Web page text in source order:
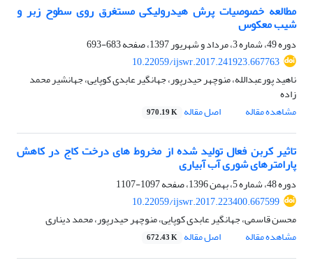
مطالعه خصوصیات پرش هیدرولیکی مستغرق روی سطوح زبر و
شیب معکوس
دوره 49، شماره 3، مرداد و شهریور 1397، صفحه
683-693
10.22059/ijswr.2017.241923.667763
ناهید پورعبدالله، منوچهر حیدرپور، جهانگیر عابدی کوپایی، جهانشیر محمد
زاده
مشاهده مقاله
اصل مقاله 970.19 K
تاثیر کربن فعال تولید شده از مخروط های درخت کاج در کاهش
پارامترهای شوری آب آبیاری
دوره 48، شماره 5، بهمن 1396، صفحه
1097-1107
10.22059/ijswr.2017.223400.667599
محسن قاسمی، جهانگیر عابدی کوپایی، منوچهر حیدرپور، محمد دیناری
مشاهده مقاله
اصل مقاله 672.43 K